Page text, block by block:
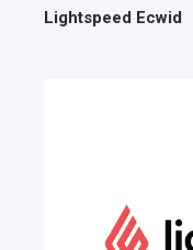
Lightspeed Ecwid